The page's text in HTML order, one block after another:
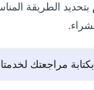
الطريقة
بكتابة مراجعتك